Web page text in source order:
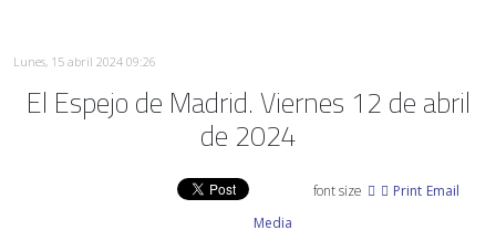
Lunes, 15 abril 2024 09:26
El Espejo de Madrid. Viernes 12 de abril
de 2024
font size Print Email
Media